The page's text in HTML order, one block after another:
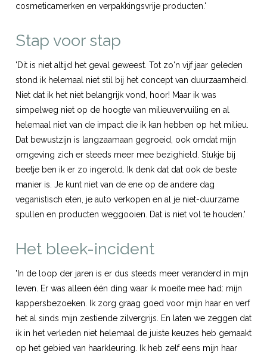
cosmeticamerken en verpakkingsvrije producten.'
Stap voor stap
'Dit is niet altijd het geval geweest. Tot zo'n vijf jaar geleden
stond ik helemaal niet stil bij het concept van duurzaamheid.
Niet dat ik het niet belangrijk vond, hoor! Maar ik was
simpelweg niet op de hoogte van milieuvervuiling en al
helemaal niet van de impact die ik kan hebben op het milieu.
Dat bewustzijn is langzaamaan gegroeid, ook omdat mijn
omgeving zich er steeds meer mee bezighield. Stukje bij
beetje ben ik er zo ingerold. Ik denk dat dat ook de beste
manier is. Je kunt niet van de ene op de andere dag
veganistisch eten, je auto verkopen en al je niet-duurzame
spullen en producten weggooien. Dat is niet vol te houden.'
Het bleek-incident
'In de loop der jaren is er dus steeds meer veranderd in mijn
leven. Er was alleen één ding waar ik moeite mee had: mijn
kappersbezoeken. Ik zorg graag goed voor mijn haar en verf
het al sinds mijn zestiende zilvergrijs. En laten we zeggen dat
ik in het verleden niet helemaal de juiste keuzes heb gemaakt
op het gebied van haarkleuring. Ik heb zelf eens mijn haar